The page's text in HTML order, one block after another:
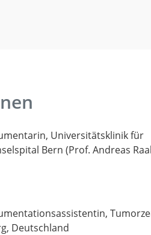
Universitätsklinik für
Bern (Prof. Andreas
Deutschland